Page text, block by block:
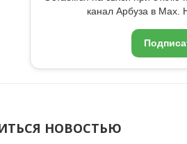
канал Арбуза в Max.
НОВОСТЬЮ